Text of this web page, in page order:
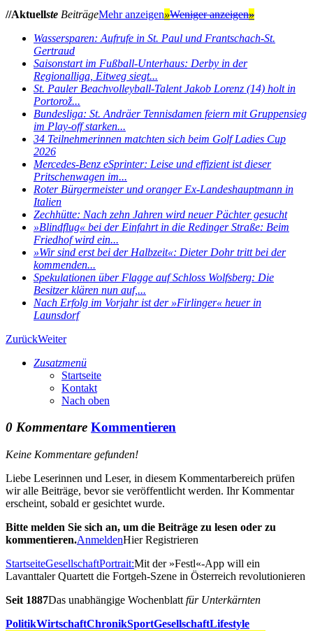
//Aktuellste BeiträgeMehr anzeigen»Weniger anzeigen»
Wassersparen: Aufrufe in St. Paul und Frantschach-St.
Gertraud
Saisonstart im Fußball-Unterhaus: Derby in der
Regionalliga, Eitweg siegt...
St. Pauler Beachvolleyball-Talent Jakob Lorenz (14) holt in
Portorož...
Bundesliga: St. Andräer Tennisdamen feiern mit Gruppensieg
im Play-off starken...
34 Teilnehmerinnen matchten sich beim Golf Ladies Cup
2026
Mercedes-Benz eSprinter: Leise und effizient ist dieser
Pritschenwagen im...
Roter Bürgermeister und oranger Ex-Landeshauptmann in
Italien
Zechhütte: Nach zehn Jahren wird neuer Pächter gesucht
»Blindflug« bei der Einfahrt in die Redinger Straße: Beim
Friedhof wird ein...
»Wir sind erst bei der Halbzeit«: Dieter Dohr tritt bei der
kommenden...
Spekulationen über Flagge auf Schloss Wolfsberg: Die
Besitzer klären nun auf,...
Nach Erfolg im Vorjahr ist der »Firlinger« heuer in
Launsdorf
ZurückWeiter
Zusatzmenü
Startseite
Kontakt
Nach oben
0 Kommentare Kommentieren
Keine Kommentare gefunden!
Liebe Leserinnen und Leser, in diesem Kommentarbereich prüfen
wir alle Beiträge, bevor sie veröffentlicht werden. Ihr Kommentar
erscheint, sobald er gesichtet wurde.
Bitte melden Sie sich an, um die Beiträge zu lesen oder zu
kommentieren.AnmeldenHier Registrieren
StartseiteGesellschaftPortrait:Mit der »Festl«-App will ein
Lavanttaler Quartett die Fortgeh-Szene in Österreich revolutionieren
Seit 1887Das unabhängige Wochenblatt für Unterkärnten
PolitikWirtschaftChronikSportGesellschaftLifestyle